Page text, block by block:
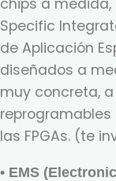
chips a medida,
Specific
de Aplicación
diseñados a
muy concreta,
las FPGAs. (te
• EMS